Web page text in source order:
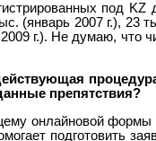
под KZ
(январь 2007 г.), 23
г.). Не думаю, что
препятствия?
онлайновой формы
подготовить